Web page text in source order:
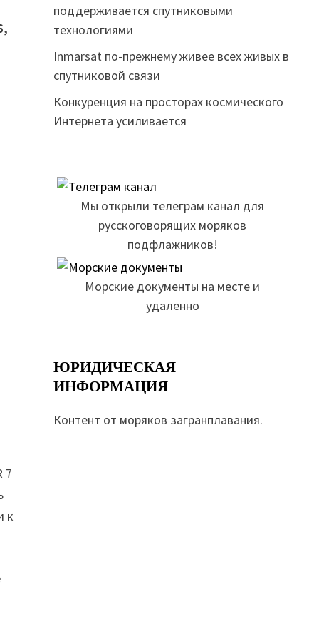
7
к
поддерживается спутниковыми
технологиями
Inmarsat по-прежнему живее всех живых в
спутниковой связи
Конкуренция на просторах космического
Интернета усиливается
Мы открыли телеграм канал для
русскоговорящих моряков
подфлажников!
Морские документы на месте и
удаленно
ЮРИДИЧЕСКАЯ
ИНФОРМАЦИЯ
Контент от моряков загранплавания.